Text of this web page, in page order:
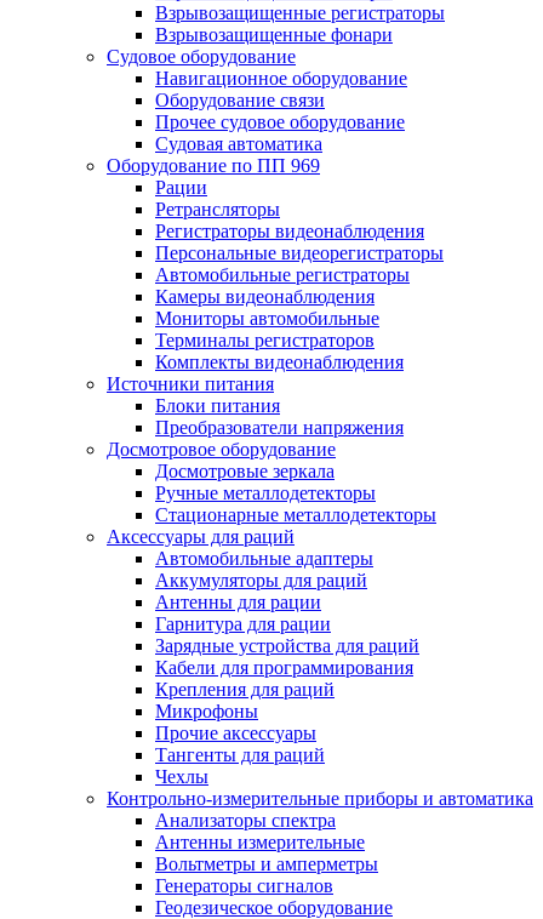
Взрывозащищенные регистраторы
Взрывозащищенные фонари
Судовое оборудование
Навигационное оборудование
Оборудование связи
Прочее судовое оборудование
Судовая автоматика
Оборудование по ПП 969
Рации
Ретрансляторы
Регистраторы видеонаблюдения
Персональные видеорегистраторы
Автомобильные регистраторы
Камеры видеонаблюдения
Мониторы автомобильные
Терминалы регистраторов
Комплекты видеонаблюдения
Источники питания
Блоки питания
Преобразователи напряжения
Досмотровое оборудование
Досмотровые зеркала
Ручные металлодетекторы
Стационарные металлодетекторы
Аксессуары для раций
Автомобильные адаптеры
Аккумуляторы для раций
Антенны для рации
Гарнитура для рации
Зарядные устройства для раций
Кабели для программирования
Крепления для раций
Микрофоны
Прочие аксессуары
Тангенты для раций
Чехлы
Контрольно-измерительные приборы и автоматика
Анализаторы спектра
Антенны измерительные
Вольтметры и амперметры
Генераторы сигналов
Геодезическое оборудование